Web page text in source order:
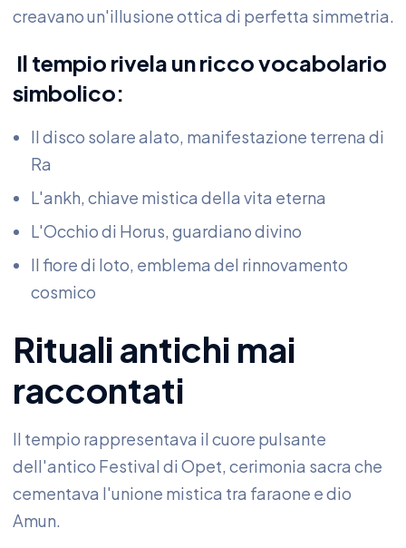
creavano un'illusione ottica di perfetta simmetria.
Il tempio rivela un ricco vocabolario
simbolico:
Il disco solare alato, manifestazione terrena di
Ra
L'ankh, chiave mistica della vita eterna
L'Occhio di Horus, guardiano divino
Il fiore di loto, emblema del rinnovamento
cosmico
Rituali antichi mai
raccontati
Il tempio rappresentava il cuore pulsante
dell'antico Festival di Opet, cerimonia sacra che
cementava l'unione mistica tra faraone e dio
Amun.